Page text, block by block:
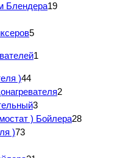
Блендера19
5
1
)44
2
3
) Бойлера28
)73